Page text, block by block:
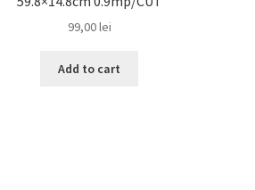
99,00lei
Add to cart